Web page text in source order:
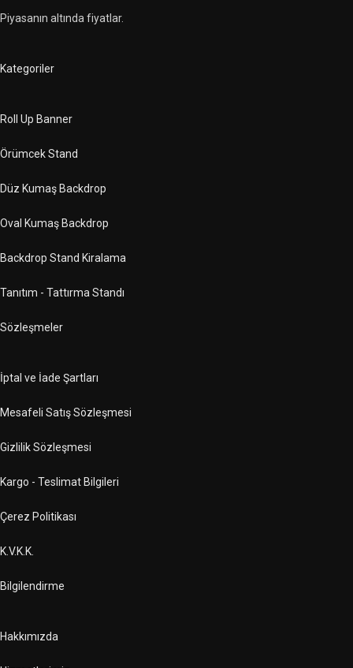
Piyasanın altında fiyatlar.
Kategoriler
Roll Up Banner
Örümcek Stand
Düz Kumaş Backdrop
Oval Kumaş Backdrop
Backdrop Stand Kiralama
Tanıtım - Tattırma Standı
Sözleşmeler
İptal ve İade Şartları
Mesafeli Satış Sözleşmesi
Gizlilik Sözleşmesi
Kargo - Teslimat Bilgileri
Çerez Politikası
K.V.K.K.
Bilgilendirme
Hakkımızda